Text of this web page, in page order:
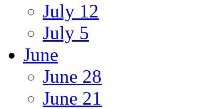
July 12
July 5
June
June 28
June 21